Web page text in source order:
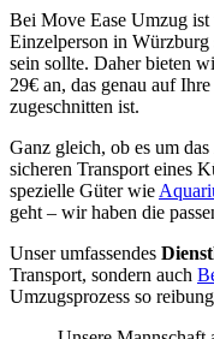
Bei Move Ease Umzug ist
Einzelperson in
sein sollte. Daher bieten
29€ an, das genau auf
zugeschnitten ist.
Ganz gleich, ob es um das
sicheren Transport eines
spezielle Güter wie
geht – wir haben die
Unser umfassendes
Transport, sondern auch
Umzugsprozess so